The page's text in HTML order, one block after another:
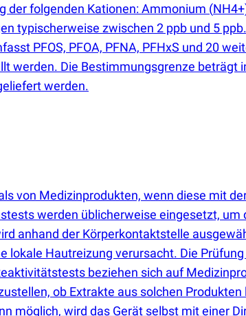
der folgenden Kationen: Ammonium (
typischerweise zwischen 2 ppb und 5
PFOS, PFOA, PFNA, PFHxS und 20
Die Bestimmungsgrenze beträgt
werden.
von Medizinprodukten, wenn diese mit
werden üblicherweise eingesetzt, um
anhand der Körperkontaktstelle
Hautreizung verursacht. Die
beziehen sich auf
ob Extrakte aus solchen Produkten
möglich, wird das Gerät selbst mit einer